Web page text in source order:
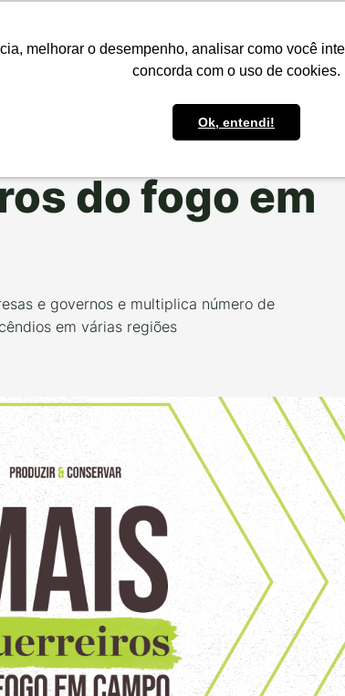
melhorar o desempenho, analisar como você
concorda com o uso de cookies.
Ok, entendi!
do fogo em
e governos e multiplica número de
em várias regiões